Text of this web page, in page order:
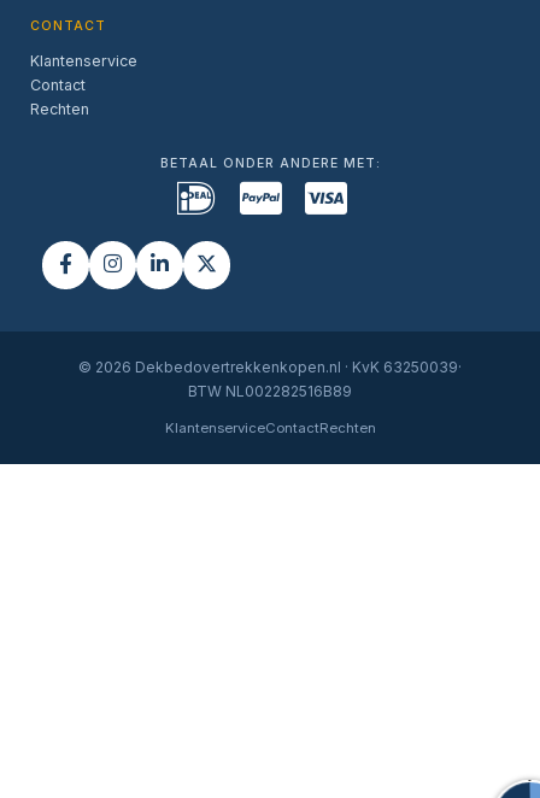
CONTACT
Klantenservice
Contact
Rechten
BETAAL ONDER ANDERE MET:
© 2026 Dekbedovertrekkenkopen.nl · KvK 63250039·
BTW NL002282516B89
KlantenserviceContactRechten